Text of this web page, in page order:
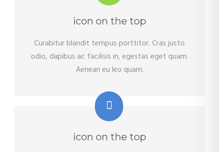
icon on the top
Curabitur blandit tempus porttitor. Cras justo
odio, dapibus ac facilisis in, egestas eget quam.
Aenean eu leo quam.
icon on the top